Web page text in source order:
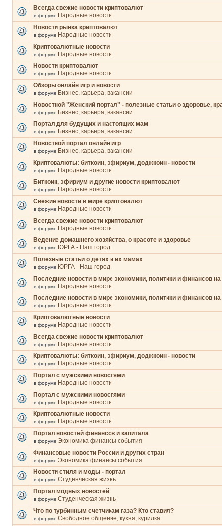
Всегда свежие новости криптовалют
в форуме Народные новости
Новости рынка криптовалют
в форуме Народные новости
Криптовалютные новости
в форуме Народные новости
Новости криптовалют
в форуме Народные новости
Обзоры онлайн игр и новости
в форуме Бизнес, карьера, вакансии
Новостной "Женский портал" - полезные статьи о здоровье,
в форуме Бизнес, карьера, вакансии
Портал для будущих и настоящих мам
в форуме Бизнес, карьера, вакансии
Новостной портал онлайн игр
в форуме Бизнес, карьера, вакансии
Криптовалюты: биткоин, эфириум, доджкоин - новости
в форуме Народные новости
Биткоин, эфириум и другие новости криптовалют
в форуме Народные новости
Свежие новости в мире криптовалют
в форуме Народные новости
Всегда свежие новости криптовалют
в форуме Народные новости
Ведение домашнего хозяйства, о красоте и здоровье
в форуме ЮРГА - Наш город!
Полезные статьи о детях и их мамах
в форуме ЮРГА - Наш город!
Последние новости в мире экономики, политики и финансов на
в форуме Народные новости
Последние новости в мире экономики, политики и финансов на
в форуме Народные новости
Криптовалютные новости
в форуме Народные новости
Всегда свежие новости криптовалют
в форуме Народные новости
Криптовалюты: биткоин, эфириум, доджкоин - новости
в форуме Народные новости
Портал с мужскими новостями
в форуме Народные новости
Портал с мужскими новостями
в форуме Народные новости
Криптовалютные новости
в форуме Народные новости
Портал новостей финансов и капитала
в форуме Экономика финансы события
Финансовые новости России и других стран
в форуме Экономика финансы события
Новости стиля и моды - портал
в форуме Студенческая жизнь
Портал модных новостей
в форуме Студенческая жизнь
Что по турбинным счетчикам газа? Кто ставил?
в форуме Свободное общение, кухня, курилка